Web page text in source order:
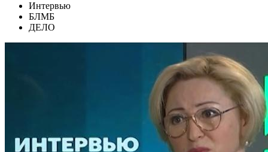
Интервью
БЛМБ
ДЕЛО